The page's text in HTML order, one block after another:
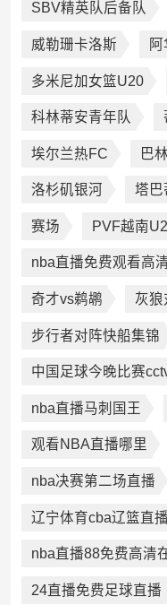
SBV精英队后备队
威勒珊卡洛斯
多米尼加女篮U20
科林蒂安青年队
埃尔兰热FC 巴
洛杉矶银河 塔巴
赛场 PVF越南
nba直播免费观看高
奇才vs鹈鹕 灰狼
步行者对阵快船集锦
中国足球今晚比赛
nba直播马刺国王
观看NBA直播哪里
nba决赛第二场直播
辽宁体育cba辽篮直播
nba直播88免费高清
24直播免费足球直播